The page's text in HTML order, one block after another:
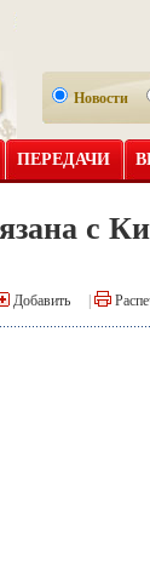
Новости
ПЕРЕДАЧИ
с
Добавить